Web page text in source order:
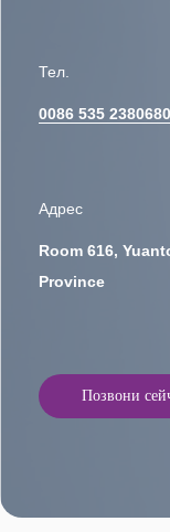
Тел.
0086 535 2380680
Адрес
Room 616,
Province
Позвони